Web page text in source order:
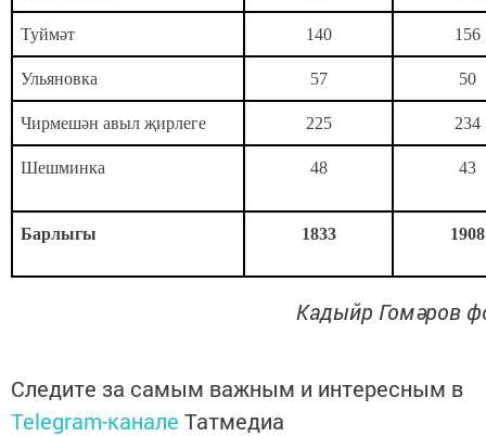
Туймәт 140 156
Ульяновка 57 50
Чирмешән авыл җирлеге 225 234
Шешминка 48 43
Барлыгы 1833 1908
Кадыйр Гомәров
Следите за самым важным и интересным в
Telegram-канале Татмедиа